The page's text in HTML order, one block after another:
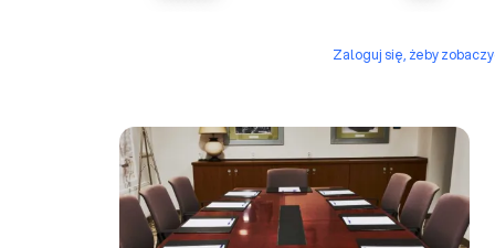
Zaloguj się, żeby
Sala konferencyjna